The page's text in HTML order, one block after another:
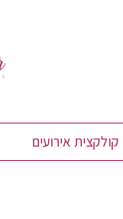
קולקצית אירועים